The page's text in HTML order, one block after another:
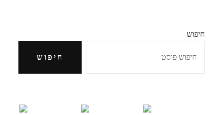
חיפוש
חיפוש